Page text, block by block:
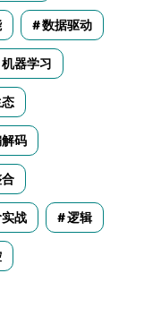
数据驱动
机器学习
码
战 逻辑